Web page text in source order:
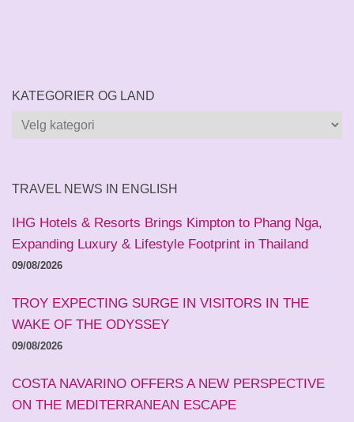
KATEGORIER OG LAND
Kategorier
TRAVEL NEWS IN ENGLISH
IHG Hotels & Resorts Brings Kimpton to Phang Nga,
Expanding Luxury & Lifestyle Footprint in Thailand
09/08/2026
TROY EXPECTING SURGE IN VISITORS IN THE
WAKE OF THE ODYSSEY
09/08/2026
COSTA NAVARINO OFFERS A NEW PERSPECTIVE
ON THE MEDITERRANEAN ESCAPE